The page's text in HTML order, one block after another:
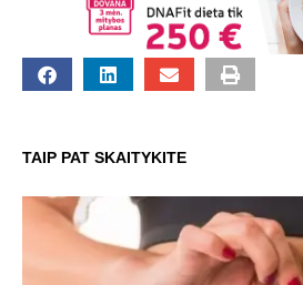
TAIP PAT SKAITYKITE